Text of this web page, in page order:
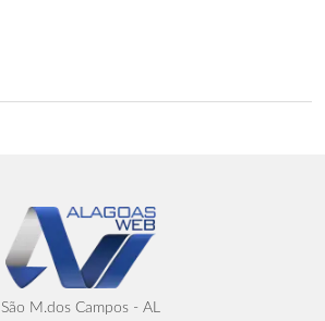
São M.dos Campos - AL